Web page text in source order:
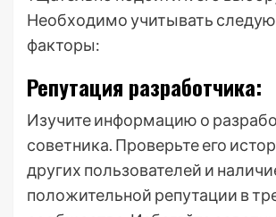
Необходимо учитывать
факторы:
Репутация разработчика:
Изучите информацию о
советника. Проверьте его
других пользователей и
положительной репутации в